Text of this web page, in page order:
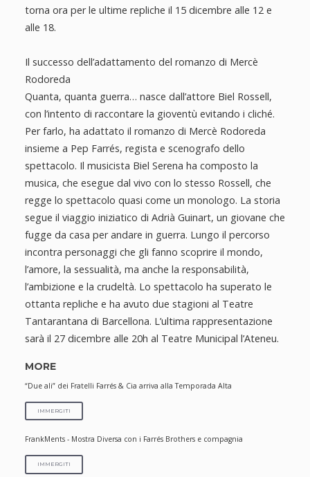
torna ora per le ultime repliche il 15 dicembre alle 12 e
alle 18.
Il successo dell’adattamento del romanzo di Mercè
Rodoreda
Quanta, quanta guerra… nasce dall’attore Biel Rossell,
con l’intento di raccontare la gioventù evitando i cliché.
Per farlo, ha adattato il romanzo di Mercè Rodoreda
insieme a Pep Farrés, regista e scenografo dello
spettacolo. Il musicista Biel Serena ha composto la
musica, che esegue dal vivo con lo stesso Rossell, che
regge lo spettacolo quasi come un monologo. La storia
segue il viaggio iniziatico di Adrià Guinart, un giovane che
fugge da casa per andare in guerra. Lungo il percorso
incontra personaggi che gli fanno scoprire il mondo,
l’amore, la sessualità, ma anche la responsabilità,
l’ambizione e la crudeltà. Lo spettacolo ha superato le
ottanta repliche e ha avuto due stagioni al Teatre
Tantarantana di Barcellona. L’ultima rappresentazione
sarà il 27 dicembre alle 20h al Teatre Municipal l’Ateneu.
MORE
“Due ali” dei Fratelli Farrés & Cia arriva alla Temporada Alta
IMMERGITI
FrankMents - Mostra Diversa con i Farrés Brothers e compagnia
IMMERGITI